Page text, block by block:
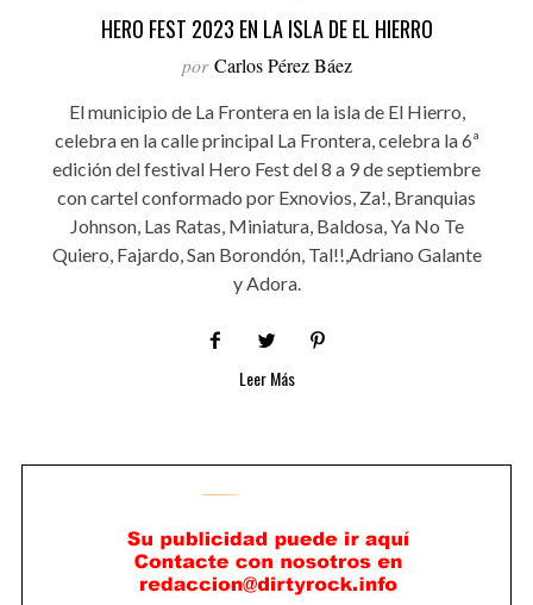
HERO FEST 2023 EN LA ISLA DE EL HIERRO
por Carlos Pérez Báez
El municipio de La Frontera en la isla de El Hierro,
celebra en la calle principal La Frontera, celebra la 6ª
edición del festival Hero Fest del 8 a 9 de septiembre
con cartel conformado por Exnovios, Za!, Branquias
Johnson, Las Ratas, Miniatura, Baldosa, Ya No Te
Quiero, Fajardo, San Borondón, Tal!!,Adriano Galante
y Adora.
Leer Más